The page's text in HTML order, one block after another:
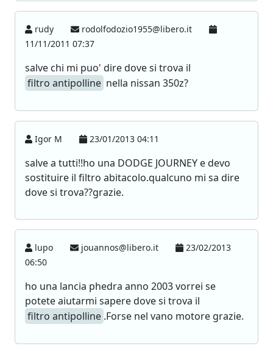
rudy
rodolfodozio1955@libero.it
11/11/2011 07:37
salve chi mi puo' dire dove si trova il
filtro antipolline nella nissan 350z?
Igor M 23/01/2013 04:11
salve a tutti!!ho una DODGE JOURNEY e devo
sostituire il filtro abitacolo.qualcuno mi sa dire
dove si trova??grazie.
lupo jouannos@libero.it
23/02/2013
06:50
ho una lancia phedra anno 2003 vorrei se
potete aiutarmi sapere dove si trova il
filtro antipolline .Forse nel vano motore grazie.